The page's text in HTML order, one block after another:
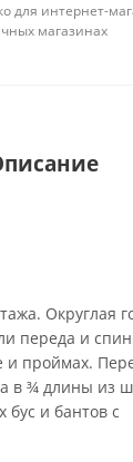
для интернет-
магазинах
Округлая
переда и
и проймах.
в ¾ длины из
и бантов с